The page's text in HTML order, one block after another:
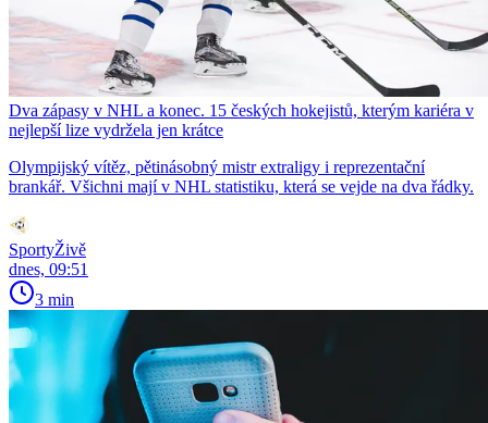
Dva zápasy v NHL a konec. 15 českých hokejistů, kterým kariéra v
nejlepší lize vydržela jen krátce
Olympijský vítěz, pětinásobný mistr extraligy i reprezentační
brankář. Všichni mají v NHL statistiku, která se vejde na dva řádky.
SportyŽivě
dnes, 09:51
3 min